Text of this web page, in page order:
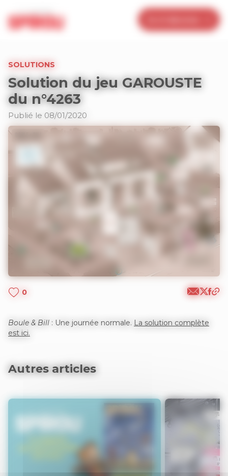
SOLUTIONS
Solution du jeu GAROUSTE
du n°4263
Publié le 08/01/2020
0
Boule & Bill : Une journée normale. La solution complète
est ici.
Autres articles